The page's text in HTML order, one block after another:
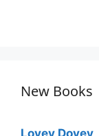
New Books